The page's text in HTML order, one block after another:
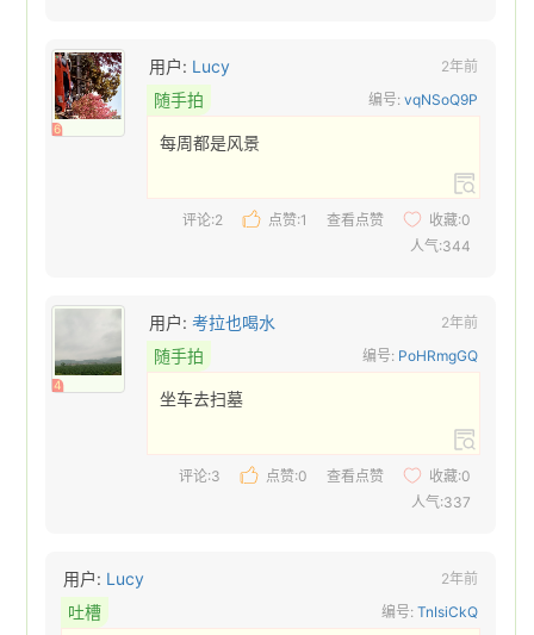
6
用户: Lucy 2年前
随手拍 编号:vqNSoQ9P
每周都是风景
评论:2 点赞:1 查看点赞 收藏:0
人气:344
4
用户:考拉也喝水 2年前
随手拍 编号: PoHRmgGQ
坐车去扫墓
评论:3 点赞:0 查看点赞 收藏:0
人气:337
用户: Lucy 2年前
吐槽 编号:TnIsiCkQ